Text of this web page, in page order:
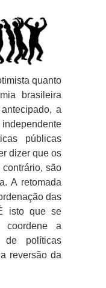
quanto
brasileira
a
públicas
dizer que os
são
A retomada
das
isto que se
coordene a
de políticas
reversão da